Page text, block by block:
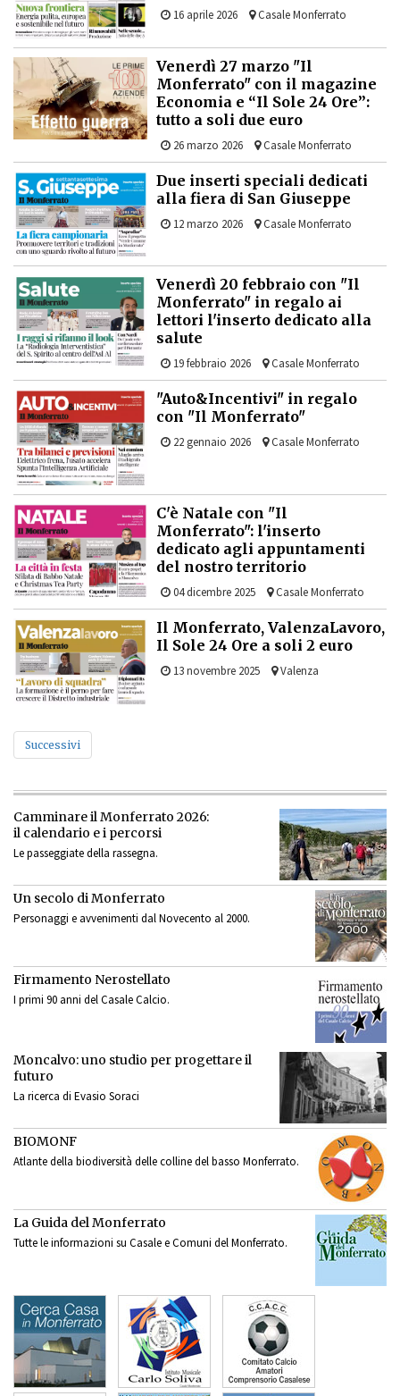
16 aprile 2026 Casale Monferrato
Venerdì 27 marzo "Il
Monferrato" con il magazine
Economia e “Il Sole 24 Ore”:
tutto a soli due euro
26 marzo 2026 Casale Monferrato
Due inserti speciali dedicati
alla fiera di San Giuseppe
12 marzo 2026 Casale Monferrato
Venerdì 20 febbraio con "Il
Monferrato" in regalo ai
lettori l'inserto dedicato alla
salute
19 febbraio 2026 Casale Monferrato
"Auto&Incentivi" in regalo
con "Il Monferrato"
22 gennaio 2026 Casale Monferrato
C'è Natale con "Il
Monferrato": l'inserto
dedicato agli appuntamenti
del nostro territorio
04 dicembre 2025 Casale Monferrato
Il Monferrato, ValenzaLavoro,
Il Sole 24 Ore a soli 2 euro
13 novembre 2025 Valenza
Successivi
Camminare il Monferrato 2026:
il calendario e i percorsi
Le passeggiate della rassegna.
Un secolo di Monferrato
Personaggi e avvenimenti dal Novecento al 2000.
Firmamento Nerostellato
I primi 90 anni del Casale Calcio.
Moncalvo: uno studio per progettare il
futuro
La ricerca di Evasio Soraci
BIOMONF
Atlante della biodiversità delle colline del basso Monferrato.
La Guida del Monferrato
Tutte le informazioni su Casale e Comuni del Monferrato.